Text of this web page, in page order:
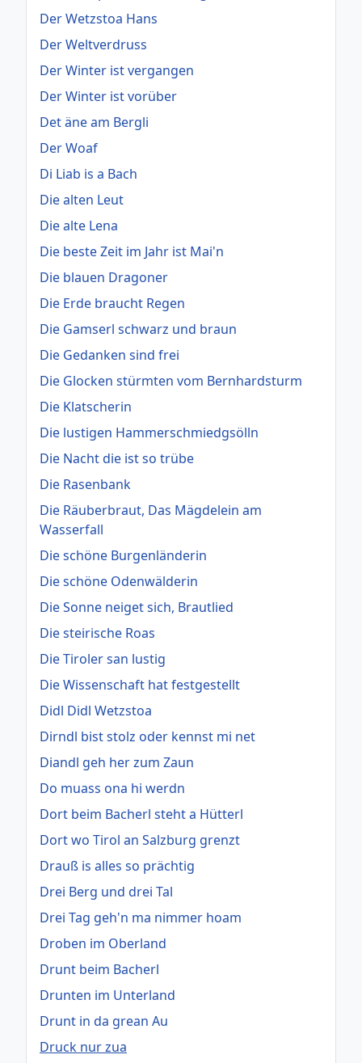
Der Wetzstoa Hans
Der Weltverdruss
Der Winter ist vergangen
Der Winter ist vorüber
Det äne am Bergli
Der Woaf
Di Liab is a Bach
Die alten Leut
Die alte Lena
Die beste Zeit im Jahr ist Mai'n
Die blauen Dragoner
Die Erde braucht Regen
Die Gamserl schwarz und braun
Die Gedanken sind frei
Die Glocken stürmten vom Bernhardsturm
Die Klatscherin
Die lustigen Hammerschmiedgsölln
Die Nacht die ist so trübe
Die Rasenbank
Die Räuberbraut, Das Mägdelein am
Wasserfall
Die schöne Burgenländerin
Die schöne Odenwälderin
Die Sonne neiget sich, Brautlied
Die steirische Roas
Die Tiroler san lustig
Die Wissenschaft hat festgestellt
Didl Didl Wetzstoa
Dirndl bist stolz oder kennst mi net
Diandl geh her zum Zaun
Do muass ona hi werdn
Dort beim Bacherl steht a Hütterl
Dort wo Tirol an Salzburg grenzt
Drauß is alles so prächtig
Drei Berg und drei Tal
Drei Tag geh'n ma nimmer hoam
Droben im Oberland
Drunt beim Bacherl
Drunten im Unterland
Drunt in da grean Au
Druck nur zua